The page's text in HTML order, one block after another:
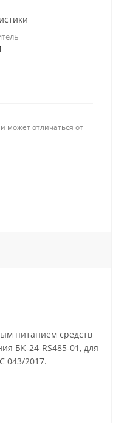
может отличаться от
питанием средств
БК-24-RS485-01, для
043/2017.